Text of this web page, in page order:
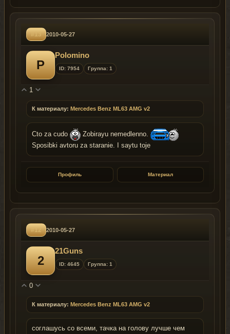
#13 2010-05-27
P
Polomino
ID: 7954 Группа: 1
1
К материалу: Mercedes Benz ML63 AMG v2
Cto za cudo
Zobirayu nemedlenno.
Sposibki avtoru za staranie. I saytu toje
Профиль Материал
#12 2010-05-27
2
21Guns
ID: 4645 Группа: 1
0
К материалу: Mercedes Benz ML63 AMG v2
соглашусь со всеми, тачка на голову лучше чем